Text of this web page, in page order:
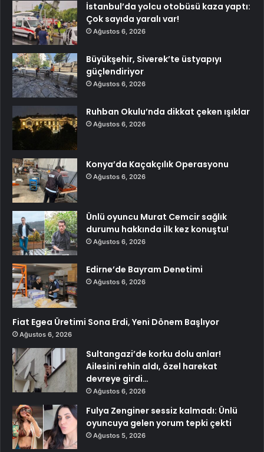
İstanbul’da yolcu otobüsü kaza yaptı:
Çok sayıda yaralı var!
Ağustos 6, 2026
Büyükşehir, Siverek’te üstyapıyı
güçlendiriyor
Ağustos 6, 2026
Ruhban Okulu’nda dikkat çeken ışıklar
Ağustos 6, 2026
Konya’da Kaçakçılık Operasyonu
Ağustos 6, 2026
Ünlü oyuncu Murat Cemcir sağlık
durumu hakkında ilk kez konuştu!
Ağustos 6, 2026
Edirne’de Bayram Denetimi
Ağustos 6, 2026
Fiat Egea Üretimi Sona Erdi, Yeni Dönem Başlıyor
Ağustos 6, 2026
Sultangazi’de korku dolu anlar!
Ailesini rehin aldı, özel harekat
devreye girdi…
Ağustos 6, 2026
Fulya Zenginer sessiz kalmadı: Ünlü
oyuncuya gelen yorum tepki çekti
Ağustos 5, 2026